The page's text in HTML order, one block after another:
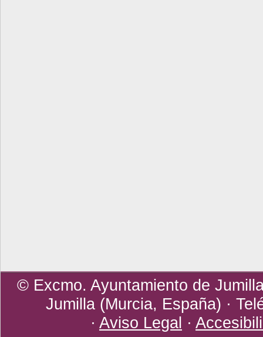
© Excmo. Ayuntamiento de
Jumilla (Murcia, España) ·
· Aviso Legal ·